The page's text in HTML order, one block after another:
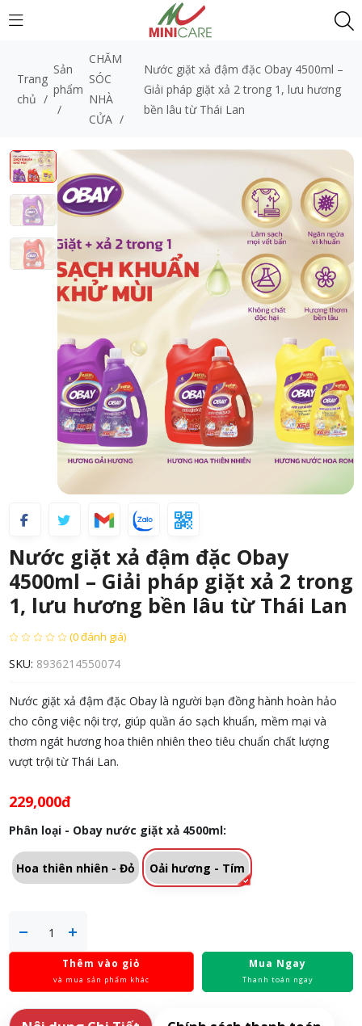
Trang
chủ /
Sản
phẩm
/
CHĂM
SÓC
NHÀ
CỬA /
Nước giặt xả đậm đặc Obay 4500ml –
Giải pháp giặt xả 2 trong 1, lưu hương
bền lâu từ Thái Lan
Nước giặt xả đậm đặc Obay
4500ml – Giải pháp giặt xả 2 trong
1, lưu hương bền lâu từ Thái Lan
(0 đánh giá)
SKU: 8936214550074
Nước giặt xả đậm đặc Obay là người bạn đồng hành hoàn hảo
cho công việc nội trợ, giúp quần áo sạch khuẩn, mềm mại và
thơm ngát hương hoa thiên nhiên theo tiêu chuẩn chất lượng
vượt trội từ Thái Lan.
229,000đ
Phân loại - Obay nước giặt xả 4500ml:
Hoa thiên nhiên - Đỏ Oải hương - Tím
Thêm vào giỏ
và mua sản phẩm khác
Mua Ngay
Thanh toán ngay